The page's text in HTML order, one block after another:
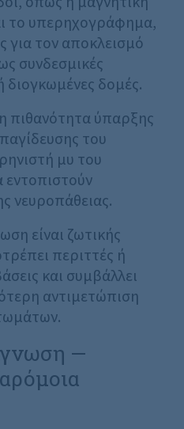
το υπερηχογράφημα,
για τον αποκλεισμό
συνδεσμικές
διογκωμένες δομές.
πιθανότητα ύπαρξης
του
μυ του
εντοπιστούν
νευροπάθειας.
είναι ζωτικής
περιττές ή
και συμβάλλει
αντιμετώπιση
—